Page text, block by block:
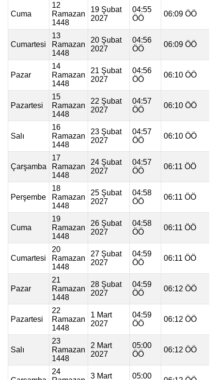
Cuma
12
Ramazan
1448
19 Şubat
2027
04:55
ÖÖ
06:09 ÖÖ
Cumartesi
13
Ramazan
1448
20 Şubat
2027
04:56
ÖÖ
06:09 ÖÖ
Pazar
14
Ramazan
1448
21 Şubat
2027
04:56
ÖÖ
06:10 ÖÖ
Pazartesi
15
Ramazan
1448
22 Şubat
2027
04:57
ÖÖ
06:10 ÖÖ
Salı
16
Ramazan
1448
23 Şubat
2027
04:57
ÖÖ
06:10 ÖÖ
Çarşamba
17
Ramazan
1448
24 Şubat
2027
04:57
ÖÖ
06:11 ÖÖ
Perşembe
18
Ramazan
1448
25 Şubat
2027
04:58
ÖÖ
06:11 ÖÖ
Cuma
19
Ramazan
1448
26 Şubat
2027
04:58
ÖÖ
06:11 ÖÖ
Cumartesi
20
Ramazan
1448
27 Şubat
2027
04:59
ÖÖ
06:11 ÖÖ
Pazar
21
Ramazan
1448
28 Şubat
2027
04:59
ÖÖ
06:12 ÖÖ
Pazartesi
22
Ramazan
1448
1 Mart
2027
04:59
ÖÖ
06:12 ÖÖ
Salı
23
Ramazan
1448
2 Mart
2027
05:00
ÖÖ
06:12 ÖÖ
24
3 Mart 05:00